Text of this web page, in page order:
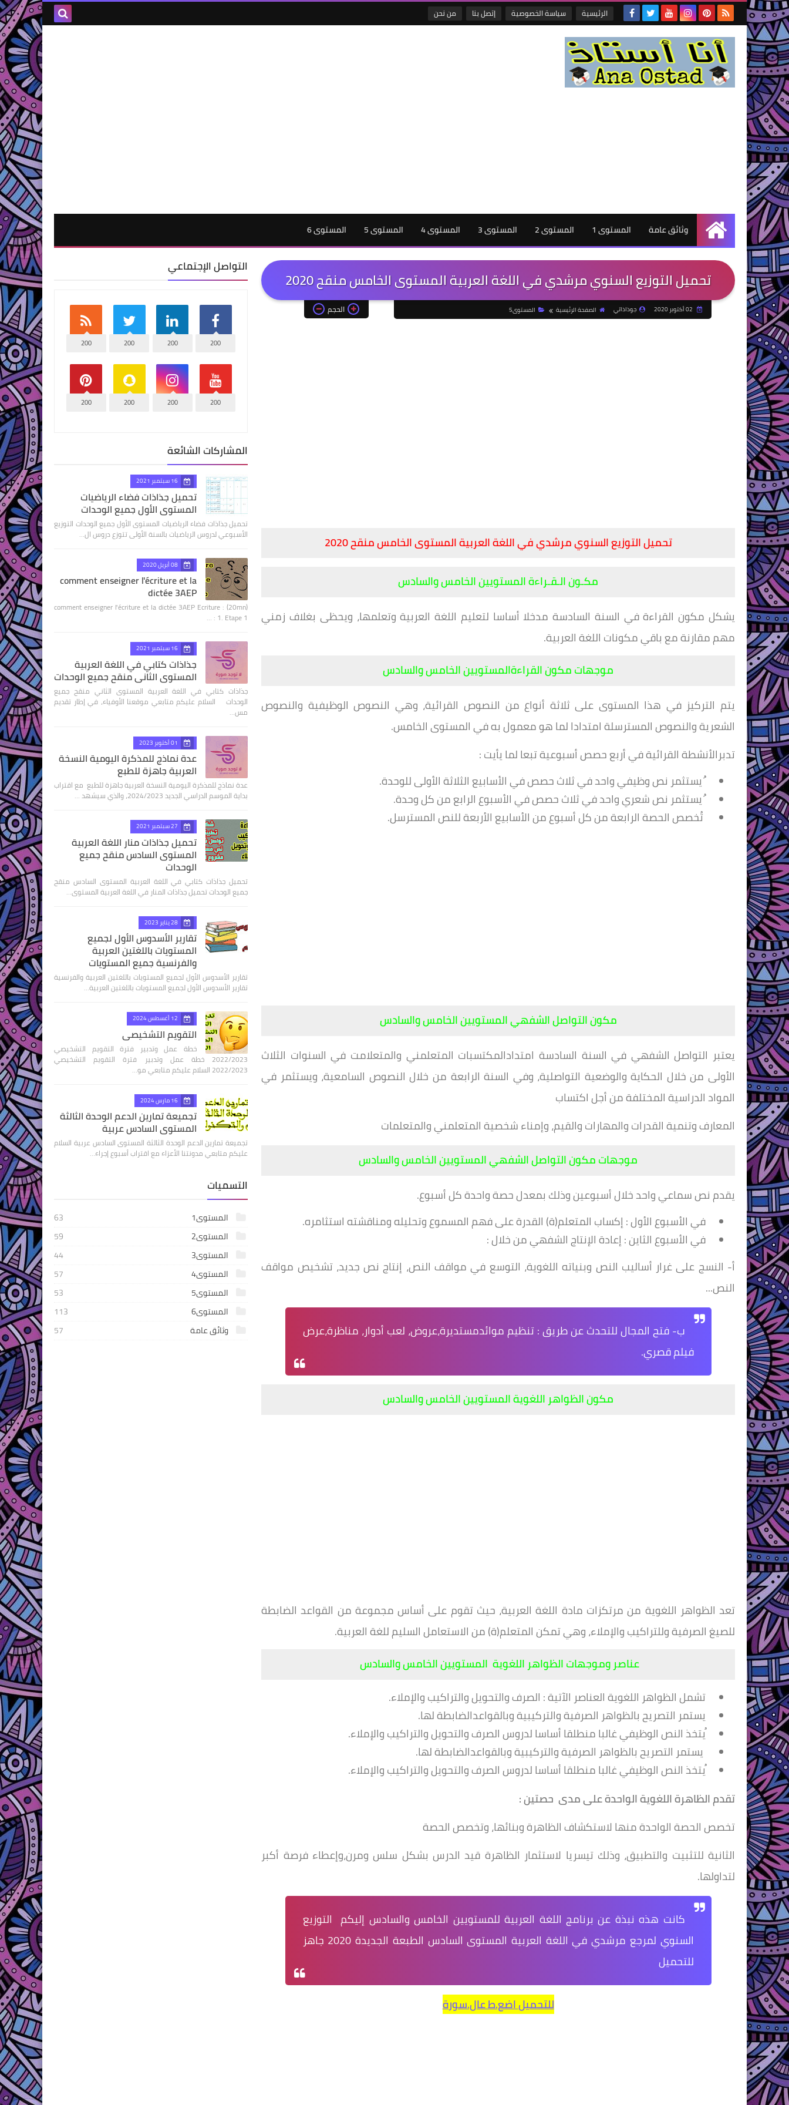
الرئيسية سياسة الخصوصية إتصل بنا من نحن
الرئيسية
وثائق عامة المستوى 1 المستوى 2 المستوى 3 المستوى 4 المستوى 5 المستوى 6
تحميل التوزيع السنوي مرشدي في اللغة العربية المستوى الخامس منقح 2020
جوذاذاتي الصفحة الرئيسية المستوى5 الحجم
تحميل التوزيع السنوي مرشدي في اللغة العربية المستوى الخامس منقح 2020
مكـون الـقـراءة المستويين الخامس والسادس
يشكل مكون القراءة في السنة السادسة مدخلا أساسا لتعليم اللغة العربية وتعلمها، ويحظى بغلاف زمني
مهم مقارنة معباقي مكونات اللغة العربية.
موجهات مكون القراءةالمستويين الخامس والسادس
يتم التركيز في هذا المستوى على ثلاثة أنواع من النصوص القرائية، وهي النصوص الوظيفية والنصوص
الشعرية والنصوصالمسترسلة امتدادا لما هو معمول به في المستوى الخامس.
تدبرالأنشطة القرائية في أربع حصص أسبوعية تبعا لما يأيت :
ُيستثمر نص وظيفي واحد في ثلاث حصص في الأسابيع الثلاثة الأولى للوحدة.
ُيستثمر نص شعري واحد في ثلاث حصص في الأسبوع الرابع من كل وحدة.
تُخصص الحصة الرابعة من كل أسبوع من الأسابيع الأربعة للنص المسترسل.
مكون التواصل الشفهي المستويين الخامس والسادس
يعتبر التواصل الشفهي في السنة السادسة امتدادالمكتسبات المتعلمني والمتعلامت في السنوات الثلاث
الأولى من خلال الحكاية والوضعية التواصلية، وفي السنة الرابعة من خلال النصوص السامعية، ويستثمر في
المواد الدراسية المختلفة من أجل اكتساب
المعارف وتنمية القدرات والمهارات والقيم، وإمناء شخصية المتعلمني والمتعلمات
موجهات مكون التواصل الشفهي المستويين الخامس والسادس
يقدم نص سماعي واحد خلال أسبوعين وذلك بمعدل حصة واحدة كل أسبوع.
في الأسبوع الأول : إكساب المتعلم(ة) القدرة على فهم المسموع وتحليله ومناقشته استثامره.
في الأسبوع الثاين : إعادة الإنتاج الشفهي من خلال :
أ- النسج على غرار أساليب النص وبنياته اللغوية، التوسع في مواقف النص، إنتاج نص جديد، تشخيص مواقف
النص...
ب- فتح المجال للتحدث عن طريق : تنظيم موائدمستديرة،عروض، لعب أدوار، مناظرة،عرض
فيلم قصري.
مكون الظواهر اللغوية المستويين الخامس والسادس
تعد الظواهر اللغوية منمرتكزات مادة اللغة العربية، حيث تقوم على أساس مجموعة من القواعد الضابطة
للصيغالصرفية وللتراكيب والإملاء، وهي تمكن المتعلم(ة) من الاستعامل السليم للغة العربية.
عناصر وموجهات الظواهر اللغوية المستويين الخامس والسادس
تشمل الظواهر اللغوية العناصر الآتية : الصرف والتحويل والتراكيب والإملاء.
يستمر التصريح بالظواهر الصرفية والتركيبية وبالقواعدالضابطة لها.
ُيتخذ النص الوظيفي غالبا منطلقا أساسا لدروس الصرف والتحويل والتراكيب والإملاء.
يستمر التصريح بالظواهر الصرفية والتركيبية وبالقواعدالضابطة لها.
ُيتخذ النص الوظيفي غالبا منطلقا أساسا لدروس الصرف والتحويل والتراكيب والإملاء.
تقدم الظاهرة اللغوية الواحدة على مدى حصتين :
تخصص الحصة الواحدة منها لاستكشاف الظاهرة وبنائها، وتخصص الحصة
الثانية للتثبيت والتطبيق، وذلك تيسريا لاستثمار الظاهرة قيد الدرس بشكل سلس ومرن،وإعطاء فرصة أكبر
لتداولها.
كانت هذه نبذة عن برنامج اللغة العربية للمستويين الخامس والسادس إليكم التوزيع
السنوي لمرجع مرشدي في اللغة العربية المستوى السادس الطبعة الجديدة 2020 جاهز
للتحميل
للتحميل اضع.ط عال.سورة
التواصل الإجتماعي
200
200
200
200
200
200
200
200
المشاركات الشائعة
16 سبتمبر 2021
تحميل جذاذات فضاء الرياضيات
المستوى الأول جميع الوحدات
تحميل جذاذات فضاء الرياضيات المستوى الأول جميع الوحدات التوزيع
الأسبوعي لدروس الرياضيات بالسنة الأولى تتوزع دروس ال…
08 أبريل 2020
comment enseigner l'écriture et la
dictée 3AEP
comment enseigner l'écriture et la dictée 3AEP Ecriture : (20mn)
1. Etape 1 : …
16 سبتمبر 2021
جذاذات كتابي في اللغة العربية
المستوى الثاني منقح جميع الوحدات
جذاذات كتابي في اللغة العربية المستوى الثاني منقح جميع
الوحدات السلام عليكم متابعي موقعنا الأوفياء، في إطار تقديم
مس…
01 أكتوبر 2023
عدة نماذج للمذكرة اليومية النسخة
العربية جاهزة للطبع
عدة نماذج للمذكرة اليومية النسخة العربية جاهزة للطبع مع اقتراب
بداية الموسم الدراسي الجديد 2024/2023، والذي سيشهد …
27 سبتمبر 2021
تحميل جذاذات منار اللغة العربية
المستوى السادس منقح جميع
الوحدات
تحميل جذاذات كتابي في اللغة العربية المستوى السادس منقح
جميع الوحدات تحميل جذاذات المنار في اللغة العربية المستوى…
28 يناير 2023
تقارير الأسدوس الأول لجميع
المستويات باللغتين العربية
والفرنسية جميع المستويات
تقارير الأسدوس الأول لجميع المستويات باللغتين العربية والفرنسية
تقارير الأسدوس الأول لجميع المستويات باللغتين العربية…
12 أغسطس 2024
التقويم التشخيصي
خطة عمل وتدبير فترة التقويم التشخيصي
2022/2023 خطة عمل وتدبير فترة التقويم التشخيصي
2022/2023 السلام عليكم متابعي مو…
16 مارس 2024
تجميعة تمارين الدعم الوحدة الثالثة
المستوى السادس عربية
تجميعة تمارين الدعم الوحدة الثالثة المستوى السادس عربية السلام
عليكم متابعي مدونتنا الأعزاء مع اقتراب أسبوع إجراء…
التسميات
المستوى1
63
المستوى2
59
المستوى3
44
المستوى4
57
المستوى5
53
المستوى6
113
وثائق عامة
57